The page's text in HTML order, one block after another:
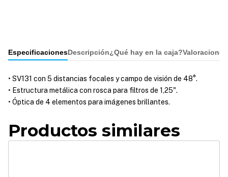
EspecificacionesDescripción¿Qué hay en la caja?
• SV131 con 5 distancias focales y campo de visión de 48°.
• Estructura metálica con rosca para filtros de 1,25".
• Óptica de 4 elementos para imágenes brillantes.
Productos similares